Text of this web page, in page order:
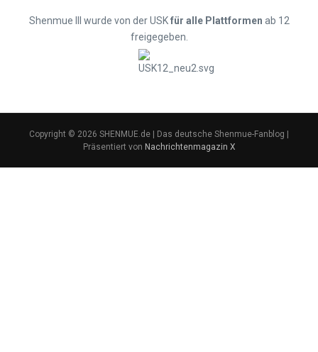
Shenmue III wurde von der USKfür alle Plattformen ab 12
freigegeben.
Copyright © 2026 SHENMUE.de | Das deutsche Shenmue-Fanblog |
Präsentiert von Nachrichtenmagazin X